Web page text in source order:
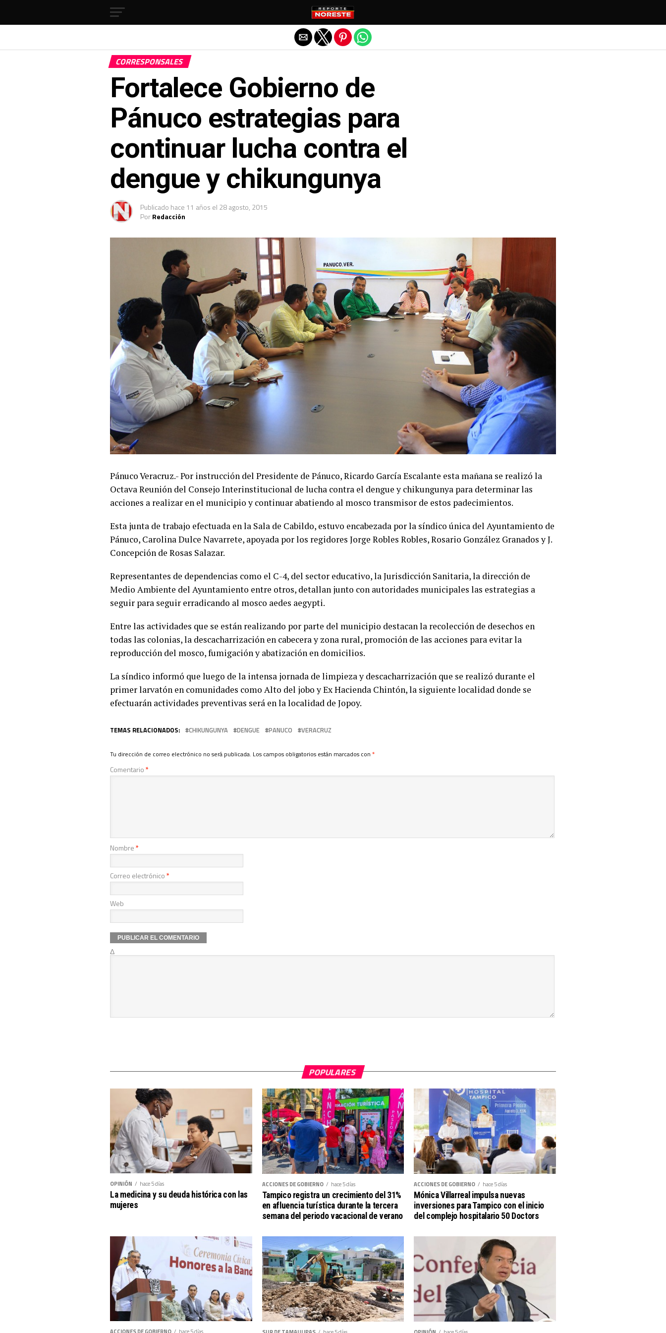
CORRESPONSALES
Fortalece Gobierno de
Pánuco estrategias para
continuar lucha contra el
dengue y chikungunya
Publicado hace 11 años el 28 agosto, 2015
PorRedacción
Pánuco Veracruz.- Por instrucción del Presidente de Pánuco, Ricardo García Escalante esta mañana se realizó la
Octava Reunión del Consejo Interinstitucional de lucha contra el dengue y chikungunya para determinar las
acciones a realizar en el municipio y continuar abatiendo al mosco transmisor de estos padecimientos.
Esta junta de trabajo efectuada en la Sala de Cabildo, estuvo encabezada por la síndico única del Ayuntamiento de
Pánuco, Carolina Dulce Navarrete, apoyada por los regidores Jorge Robles Robles, Rosario González Granados y J.
Concepción de Rosas Salazar.
Representantes de dependencias como el C-4, del sector educativo, la Jurisdicción Sanitaria, la dirección de
Medio Ambiente del Ayuntamiento entre otros, detallan junto con autoridades municipales las estrategias a
seguir para seguir erradicando al mosco aedes aegypti.
Entre las actividades que se están realizando por parte del municipio destacan la recolección de desechos en
todas las colonias, la descacharrización en cabecera y zona rural, promoción de las acciones para evitar la
reproducción del mosco, fumigación y abatización en domicilios.
La síndico informó que luego de la intensa jornada de limpieza y descacharrización que se realizó durante el
primer larvatón en comunidades como Alto del jobo y Ex Hacienda Chintón, la siguiente localidad donde se
efectuarán actividades preventivas será en la localidad de Jopoy.
TEMAS RELACIONADOS: CHIKUNGUNYA DENGUE PANUCO VERACRUZ
Tu dirección de correo electrónico no será publicada. Los campos obligatorios están marcados con *
Comentario*
Nombre*
Correo electrónico*
Web
Δ
POPULARES
OPINIÓN hace 5 días
La medicina y su deuda histórica con las
mujeres
ACCIONES DE GOBIERNO hace 5 días
Tampico registra un crecimiento del 31%
en afluencia turística durante la tercera
semana del periodo vacacional de verano
ACCIONES DE GOBIERNO hace 5 días
Mónica Villarreal impulsa nuevas
inversiones para Tampico con el inicio
del complejo hospitalario 50 Doctors
Salir de la versión móvil